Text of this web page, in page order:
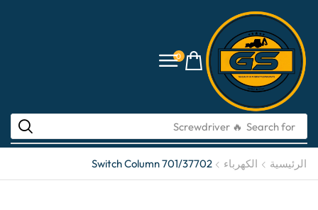
0
Search for
🔥 Screwdriver
الرئيسية الكهرباء Switch Column 701/37702